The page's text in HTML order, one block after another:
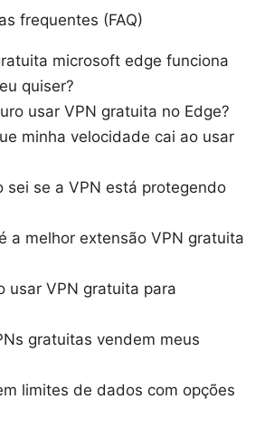
frequentes (FAQ)
microsoft edge funciona
quiser?
usar VPN gratuita no Edge?
minha velocidade cai ao usar
sei se a VPN está protegendo
a melhor extensão VPN gratuita
usar VPN gratuita para
gratuitas vendem meus
limites de dados com opções